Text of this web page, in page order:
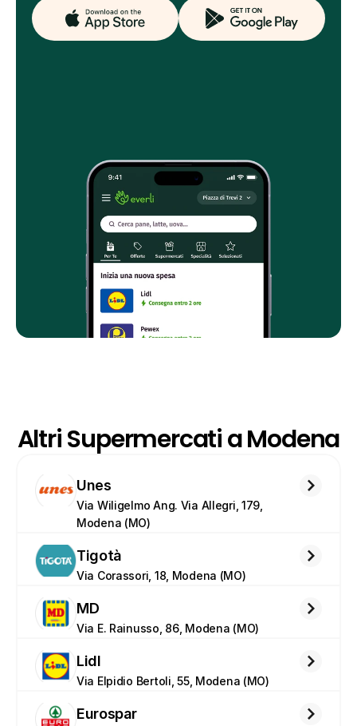
Altri Supermercati a Modena
Unes
Via Wiligelmo Ang. Via Allegri, 179,
Modena (MO)
Tigotà
Via Corassori, 18, Modena (MO)
MD
Via E. Rainusso, 86, Modena (MO)
Lidl
Via Elpidio Bertoli, 55, Modena (MO)
Eurospar